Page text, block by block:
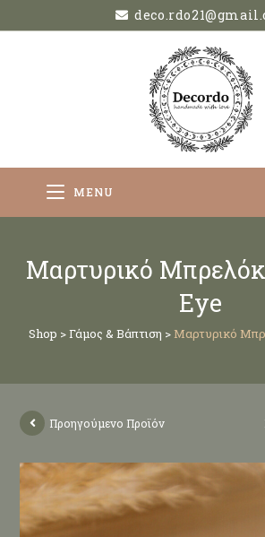
MENU
Μαρτυρικό
Eye
Shop >Γάμος & Βάπτιση > Μαρτυρικό
Προηγούμενο Προϊόν